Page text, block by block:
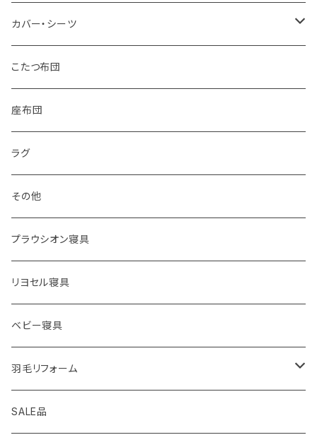
カバー・シーツ
掛け布団カバー
敷き布団カバー
シーツ
枕カバー
こたつ布団
座布団
ラグ
その他
プラウシオン寝具
リヨセル寝具
ベビー寝具
羽毛リフォーム
シングル
SALE品